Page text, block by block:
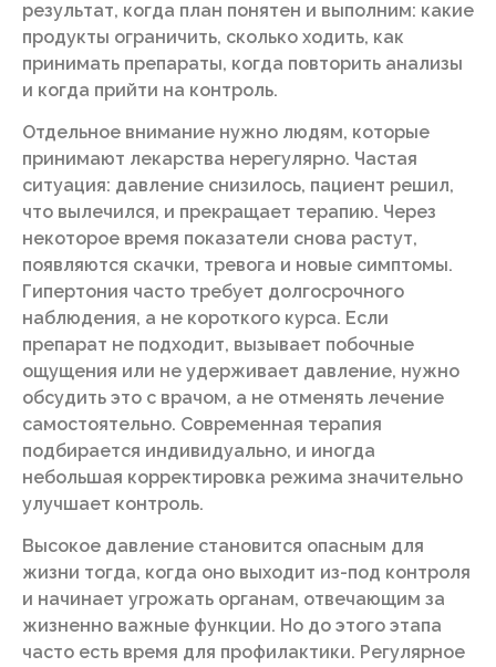
результат, когда план понятен и выполним: какие
продукты ограничить, сколько ходить, как
принимать препараты, когда повторить анализы
и когда прийти на контроль.
Отдельное внимание нужно людям, которые
принимают лекарства нерегулярно. Частая
ситуация: давление снизилось, пациент решил,
что вылечился, и прекращает терапию. Через
некоторое время показатели снова растут,
появляются скачки, тревога и новые симптомы.
Гипертония часто требует долгосрочного
наблюдения, а не короткого курса. Если
препарат не подходит, вызывает побочные
ощущения или не удерживает давление, нужно
обсудить это с врачом, а не отменять лечение
самостоятельно. Современная терапия
подбирается индивидуально, и иногда
небольшая корректировка режима значительно
улучшает контроль.
Высокое давление становится опасным для
жизни тогда, когда оно выходит из-под контроля
и начинает угрожать органам, отвечающим за
жизненно важные функции. Но до этого этапа
часто есть время для профилактики. Регулярное